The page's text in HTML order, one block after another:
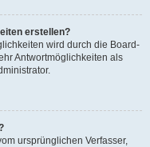
erstellen?
wird durch die Board-
Antwortmöglichkeiten als
ursprünglichen Verfasser,